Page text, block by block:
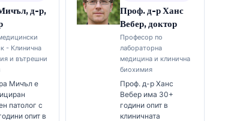
д-р,
- Клинична
и вътрешни
Мичъл е
патолог с
опит в
Проф. д-р Ханс
Вебер, доктор
Професор по
лабораторна
медицина и клинична
биохимия
Проф. д-р Ханс
Вебер има 30+
години опит в
клиничната